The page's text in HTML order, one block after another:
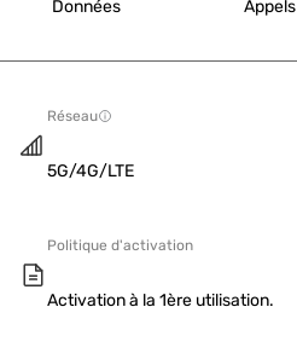
Données Appels
Réseau
5G/4G/LTE
Politique d'activation
Activation à la 1ère utilisation.